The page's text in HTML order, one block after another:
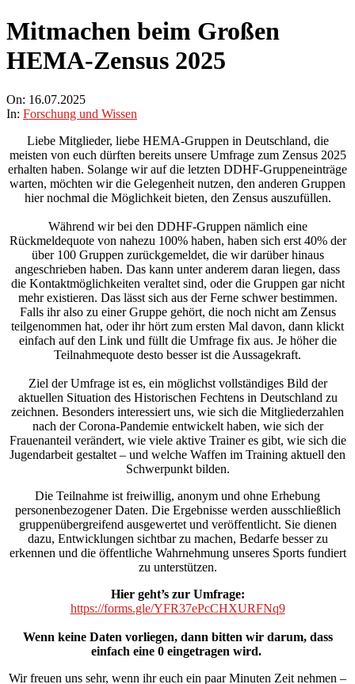
Mitmachen beim Großen
HEMA-Zensus 2025
On: 16.07.2025
In: Forschung und Wissen
Liebe Mitglieder, liebe HEMA-Gruppen in Deutschland, die
meisten von euch dürften bereits unsere Umfrage zum Zensus 2025
erhalten haben. Solange wir auf die letzten DDHF-Gruppeneinträge
warten, möchten wir die Gelegenheit nutzen, den anderen Gruppen
hier nochmal die Möglichkeit bieten, den Zensus auszufüllen.
Während wir bei den DDHF-Gruppen nämlich eine
Rückmeldequote von nahezu 100% haben, haben sich erst 40% der
über 100 Gruppen zurückgemeldet, die wir darüber hinaus
angeschrieben haben. Das kann unter anderem daran liegen, dass
die Kontaktmöglichkeiten veraltet sind, oder die Gruppen gar nicht
mehr existieren. Das lässt sich aus der Ferne schwer bestimmen.
Falls ihr also zu einer Gruppe gehört, die noch nicht am Zensus
teilgenommen hat, oder ihr hört zum ersten Mal davon, dann klickt
einfach auf den Link und füllt die Umfrage fix aus. Je höher die
Teilnahmequote desto besser ist die Aussagekraft.
Ziel der Umfrage ist es, ein möglichst vollständiges Bild der
aktuellen Situation des Historischen Fechtens in Deutschland zu
zeichnen. Besonders interessiert uns, wie sich die Mitgliederzahlen
nach der Corona-Pandemie entwickelt haben, wie sich der
Frauenanteil verändert, wie viele aktive Trainer es gibt, wie sich die
Jugendarbeit gestaltet – und welche Waffen im Training aktuell den
Schwerpunkt bilden.
Die Teilnahme ist freiwillig, anonym und ohne Erhebung
personenbezogener Daten. Die Ergebnisse werden ausschließlich
gruppenübergreifend ausgewertet und veröffentlicht. Sie dienen
dazu, Entwicklungen sichtbar zu machen, Bedarfe besser zu
erkennen und die öffentliche Wahrnehmung unseres Sports fundiert
zu unterstützen.
Hier geht’s zur Umfrage:
https://forms.gle/YFR37ePcCHXURFNq9
Wenn keine Daten vorliegen, dann bitten wir darum, dass
einfach eine 0 eingetragen wird.
Wir freuen uns sehr, wenn ihr euch ein paar Minuten Zeit nehmen –